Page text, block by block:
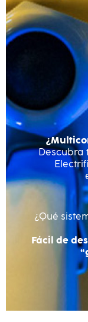
Descubra
¿Qué
Fácil de